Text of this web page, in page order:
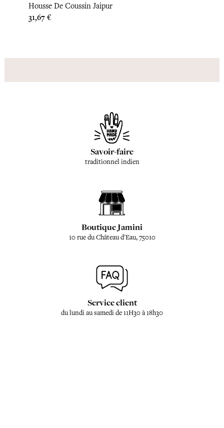
Housse De Coussin Jaipur
Prix
31,67 €
Savoir-faire
traditionnel indien
Boutique Jamini
10 rue du Château d'Eau, 75010
Service client
du lundi au samedi de 11H30 à 18h30